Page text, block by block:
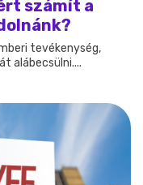
számít a
tevékenység,
alábecsülni....